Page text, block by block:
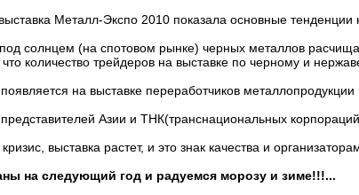
Металл-Экспо 2010 показала основные
солнцем (на спотовом рынке) черных металлов
количество трейдеров на выставке по черному и
на выставке переработчиков
Азии и ТНК(транснациональных
выставка растет, и это знак качества и
на следующий год и радуемся морозу и зиме!!!...